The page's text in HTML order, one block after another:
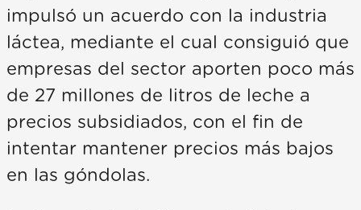
impulsó un acuerdo con la industria
láctea, mediante el cual consiguió que
empresas del sector aporten poco más
de 27 millones de litros de leche a
precios subsidiados, con el fin de
intentar mantener precios más bajos
en las góndolas.